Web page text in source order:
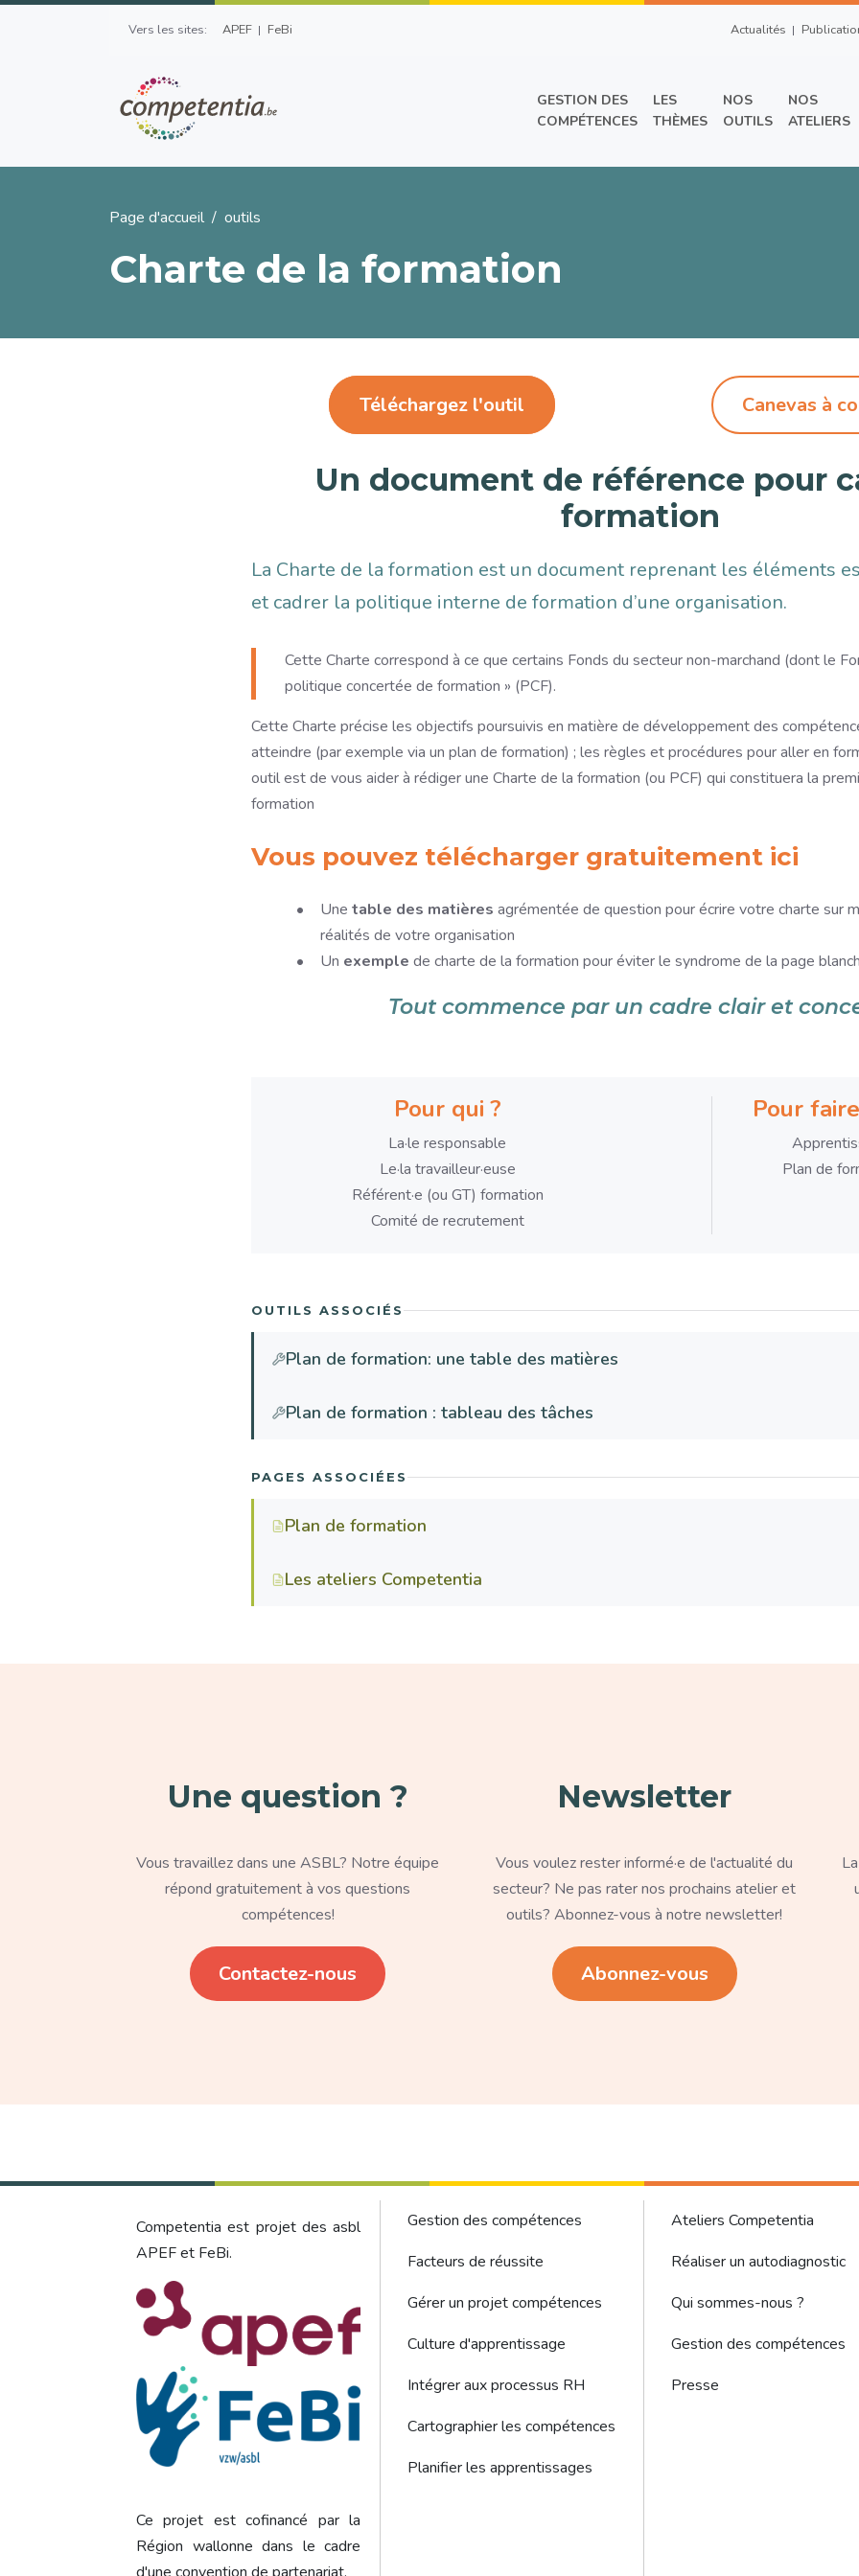
Aller au contenu principal
Vers les sites: Top Left Menu
APEF FeBi Top Right
Actualités
Main menu
GESTION DES
COMPÉTENCES
LES
THÈMES
NOS
OUTILS
NOS
ATELIERS
Fil d'Ariane
Page d'accueil outils
Charte de la formation
Téléchargez l'outil Canevas à
Un document de référence pour
formation
La Charte de la formation est un document reprenant les éléments
et cadrer la politique interne de formation d’une organisation.
Cette Charte correspond à ce que certains Fonds du secteur non-marchand (dont le
politique concertée de formation » (PCF).
Cette Charte précise les objectifs poursuivis en matière de développement des
atteindre (par exemple via un plan de formation) ; les règles et procédures pour aller en
outil est de vous aider à rédiger une Charte de la formation (ou PCF) qui constituera la
formation
Vous pouvez télécharger gratuitement ici
Une table des matières agrémentée de question pour écrire votre charte sur
réalités de votre organisation
Un exemple de charte de la formation pour éviter le syndrome de la page
Tout commence par un cadre clair et
Pour qui ?
La·le responsable
Le·la travailleur·euse
Référent·e (ou GT) formation
Comité de recrutement
Pour
Plan de
OUTILS ASSOCIÉS
Plan de formation: une table des matières
Plan de formation : tableau des tâches
PAGES ASSOCIÉES
Plan de formation
Les ateliers Competentia
Une question ?
Vous travaillez dans une ASBL? Notre équipe
répond gratuitement à vos questions
compétences!
Contactez-nous
Newsletter
Vous voulez rester informé·e de l'actualité du
secteur? Ne pas rater nos prochains atelier et
outils? Abonnez-vous à notre newsletter!
Abonnez-vous
Competentia est projet des asbl
APEF et FeBi.
Ce projet est cofinancé par la
Région wallonne dans le cadre
Footer - Gestion des compétences sous menu
Gestion des compétences
Facteurs de réussite
Gérer un projet compétences
Culture d'apprentissage
Intégrer aux processus RH
Cartographier les compétences
Planifier les apprentissages
Footer Menu
Ateliers Competentia
Réaliser un autodiagnostic
Qui sommes-nous ?
Gestion des compétences
Presse